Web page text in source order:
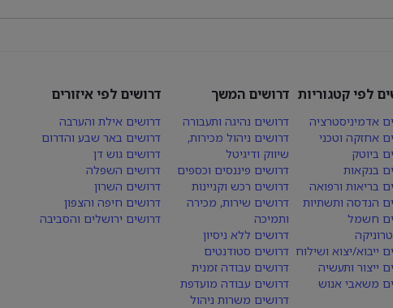
לפי קטגוריות
אדמיניסטרציה
אחזקה וטכני
ביוטק
בנקאות
בריאות ורפואה
הנדסה ותשתיות
חשמל
ייבוא/יצוא ושילוח
ייצור ותעשיה
משאבי אנוש
דרושים המשך
דרושים נהיגה ותעבורה
דרושים ניהול מכירות,
שיווק ודיגיטל
דרושים פיננסים וכספים
דרושים רכש וקניינות
דרושים שירות, מכירה
ותמיכה
דרושים ללא ניסיון
דרושים סטודנטים
דרושים עבודה זמנית
דרושים עבודה מועדפת
דרושים משרות ניהול
דרושים לפי איזורים
דרושים אילת והערבה
דרושים באר שבע והדרום
דרושים גוש דן
דרושים השפלה
דרושים השרון
דרושים חיפה והצפון
דרושים ירושלים והסביבה